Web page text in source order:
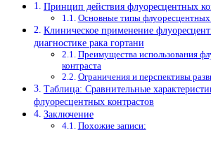
Принцип действия флуоресцентных
Основные типы флуоресцентных
Клиническое применение
диагностике рака гортани
Преимущества использования
контраста
Ограничения и перспективы
Таблица: Сравнительные
флуоресцентных контрастов
Заключение
Похожие записи: